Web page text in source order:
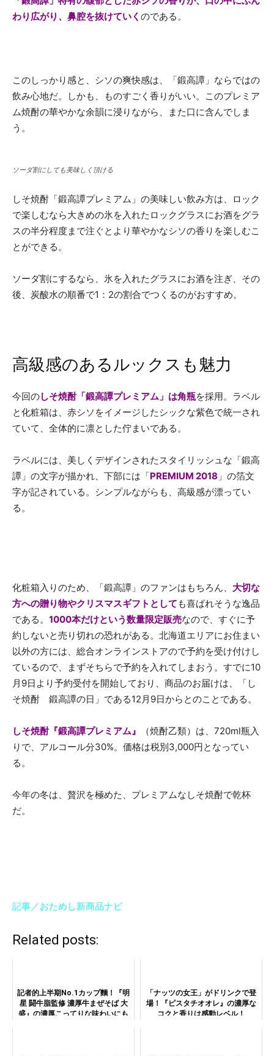
わり広がり、鼻腔を抜けていく のである。
このしっかり感と、シソの爽快感は、「鍛高譚」ならではの
飲み心地だ。しかも、ものすごく香りがいい。このプレミア
ム焼酎の華やかな余韻に浸りながら、また口に含んでしま
う。
ソーダ割にしても美味しく頂ける
しそ焼酎「鍛高譚プレミアム」の美味しい飲み方は、ロック
で楽しむなら大きめの氷を入れたロックグラスにお酒をグラ
スの半分程度まで注ぐとより華やかなシソの香りを楽しむこ
とができる。
ソーダ割にするなら、氷を入れたグラスにお酒を注ぎ、その
後、炭酸水の順番で1：2の割合でつくるのがおすすめ。
高級感のあるルックスも魅力
今回のしそ焼酎「鍛高譚プレミアム」は角瓶を採用。ラベル
と化粧箱は、赤シソをイメージしたシックな紫色で統一され
ていて、全体的に凛とした佇まいである。
ラベルには、美しくデザインされたスタイリッシュな「鍛高
譚」の文字が描かれ、下部には「PREMIUM 2018 」の箔文
字が記されている。シンプルながらも、高級感が漂ってい
る。
化粧箱入りのため、「鍛高譚」のファンはもちろん、 大切な
方への贈り物やクリスマスギフトとして も喜ばれそうな逸品
である。 1000本だけという数量限定販売なので、すぐに予
約しないと売り切れの恐れがある。北海道エリアにお住まい
以外の方には、総合オンラインストアので予約を受け付けし
ているので、まずそちらで予約を入れてしまおう。すでに10
月9日より予約受付を開始しており、商品のお届けは、「し
そ焼酎 鍛高譚の日」である12月9日からとのことである。
しそ焼酎『鍛高譚プレミアム』
（焼酎乙類）は、720ml瓶入
りで、アルコール分30%。価格は税別3,000円となってい
る。
今年の冬は、贅沢を極めた、プレミアムなしそ焼酎で乾杯
だ。
記事／おためし新商品ナビ
Related posts:
記者的上半期No.1カップ麵！『明
星 闘牛脂監修 濃厚牛まぜそば 大
盛』の濃厚こってりな味わいにも
「ナッツの女王」がドリンクで登
場！『ピスタチオオレ』の濃厚な
コクと香りは感動レベル！